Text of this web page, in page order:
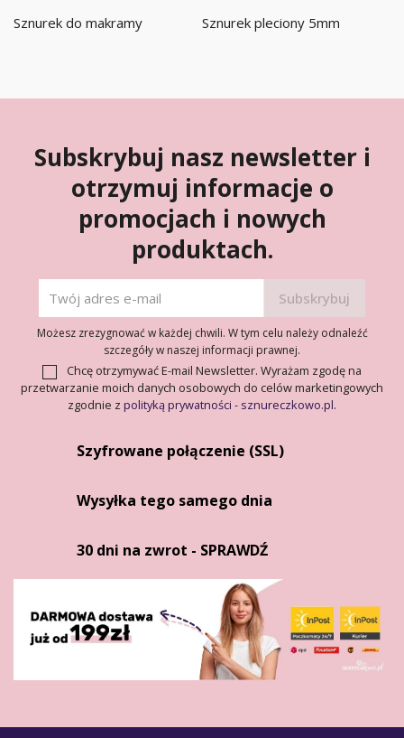
Sznurek do makramy Sznurek pleciony 5mm
Subskrybuj nasz newsletter i
otrzymuj informacje o
promocjach i nowych
produktach.
Możesz zrezygnować w każdej chwili. W tym celu należy odnaleźć
szczegóły w naszej informacji prawnej.
Chcę otrzymywać E-mail Newsletter. Wyrażam zgodę na
przetwarzanie moich danych osobowych do celów marketingowych
zgodnie z polityką prywatności - sznureczkowo.pl.
Szyfrowane połączenie (SSL)
Wysyłka tego samego dnia
30 dni na zwrot - SPRAWDŹ